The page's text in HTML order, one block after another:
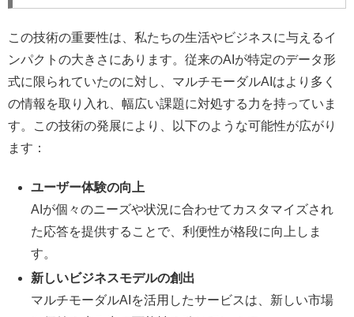
この技術の重要性は、私たちの生活やビジネスに与えるイ
ンパクトの大きさにあります。従来のAIが特定のデータ形
式に限られていたのに対し、マルチモーダルAIはより多く
の情報を取り入れ、幅広い課題に対処する力を持っていま
す。この技術の発展により、以下のような可能性が広がり
ます：
ユーザー体験の向上
AIが個々のニーズや状況に合わせてカスタマイズされ
た応答を提供することで、利便性が格段に向上しま
す。
新しいビジネスモデルの創出
マルチモーダルAIを活用したサービスは、新しい市場